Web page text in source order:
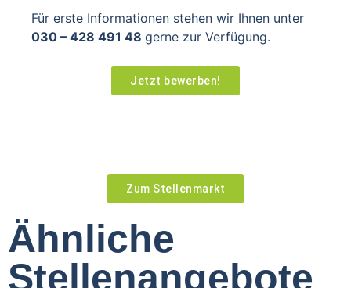
Für erste Informationen stehen wir Ihnen unter
030 – 428 491 48 gerne zur Verfügung.
Jetzt bewerben!
Zum Stellenmarkt
Ähnliche
Stellenangebote